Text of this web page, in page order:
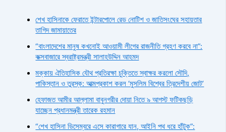
শেখ হাসিনাকে ফেরাতে ইন্টারপোলে রেড নোটিশ ও জাতিসংঘের সহায়তার
তাগিদ জামায়াতের
“বাংলাদেশের মানুষ কখনোই আওয়ামী লীগের রাজনীতি গ্রহণ করবে না”:
কক্সবাজারে স্বরাষ্ট্রমন্ত্রী সালাহউদ্দিন আহমদ
মক্কায় ঐতিহাসিক যৌথ প্রতিরক্ষা চুক্তিতে স্বাক্ষর করলো সৌদি,
পাকিস্তান ও তুরস্ক: আত্মপ্রকাশ করল ‘মুসলিম বিশ্বের ত্রিদেশীয় জোট’
হেফাজত আমীর আল্লামা বাবুনগরীর দোয়া নিতে ৯ আগস্ট ফটিকছড়ি
যাচ্ছেন প্রধানমন্ত্রী তারেক রহমান
“শেখ হাসিনা ডিসেম্বরে এসে কারাগারে যান, আইনি পথ ধরে হাঁটুক”: